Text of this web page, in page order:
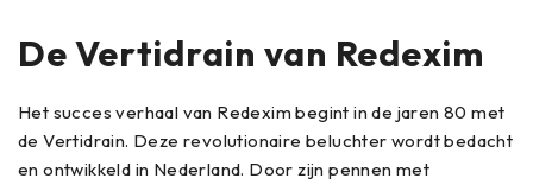
De Vertidrain van Redexim
Het succes verhaal van Redexim begint in de jaren 80 met
de Vertidrain. Deze revolutionaire beluchter wordt bedacht
en ontwikkeld in Nederland. Door zijn pennen met